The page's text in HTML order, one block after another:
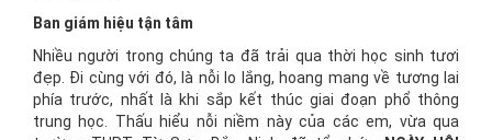
Ban giám hiệu tận tâm
Nhiều người trong chúng ta đã trải qua thời học sinh tươi
đẹp. Đi cùng với đó, là nỗi lo lắng, hoang mang về tương lai
phía trước, nhất là khi sắp kết thúc giai đoạn phổ thông
trung học. Thấu hiểu nỗi niềm này của các em, vừa qua